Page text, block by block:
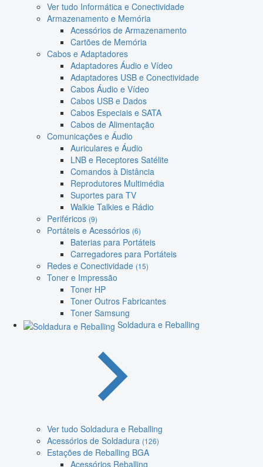
Ver tudo Informática e Conectividade
Armazenamento e Memória
Acessórios de Armazenamento
Cartões de Memória
Cabos e Adaptadores
Adaptadores Áudio e Vídeo
Adaptadores USB e Conectividade
Cabos Áudio e Vídeo
Cabos USB e Dados
Cabos Especiais e SATA
Cabos de Alimentação
Comunicações e Áudio
Auriculares e Áudio
LNB e Receptores Satélite
Comandos à Distância
Reprodutores Multimédia
Suportes para TV
Walkie Talkies e Rádio
Periféricos (9)
Portáteis e Acessórios (6)
Baterias para Portáteis
Carregadores para Portáteis
Redes e Conectividade (15)
Toner e Impressão
Toner HP
Toner Outros Fabricantes
Toner Samsung
Soldadura e Reballing
Ver tudo Soldadura e Reballing
Acessórios de Soldadura (126)
Estações de Reballing BGA
Acessórios Reballing